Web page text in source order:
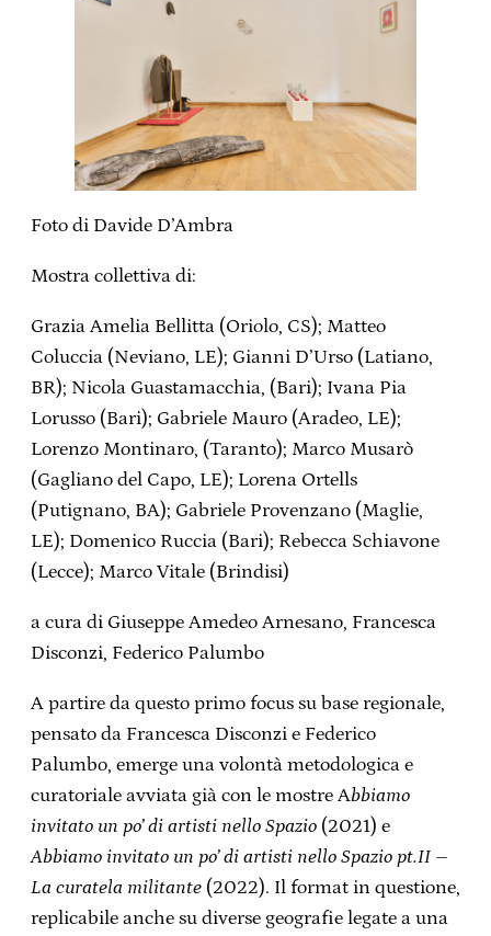
Foto di Davide D’Ambra
Mostra collettiva di:
Grazia Amelia Bellitta (Oriolo, CS); Matteo
Coluccia (Neviano, LE); Gianni D’Urso (Latiano,
BR); Nicola Guastamacchia, (Bari); Ivana Pia
Lorusso (Bari); Gabriele Mauro (Aradeo, LE);
Lorenzo Montinaro, (Taranto); Marco Musarò
(Gagliano del Capo, LE); Lorena Ortells
(Putignano, BA); Gabriele Provenzano (Maglie,
LE); Domenico Ruccia (Bari); Rebecca Schiavone
(Lecce); Marco Vitale (Brindisi)
a cura di Giuseppe Amedeo Arnesano, Francesca
Disconzi, Federico Palumbo
A partire da questo primo focus su base regionale,
pensato da Francesca Disconzi e Federico
Palumbo, emerge una volontà metodologica e
curatoriale avviata già con le mostre Abbiamo
invitato un po’ di artisti nello Spazio (2021) e
Abbiamo invitato un po’ di artisti nello Spazio pt.II –
La curatela militante (2022). Il format in questione,
replicabile anche su diverse geografie legate a una